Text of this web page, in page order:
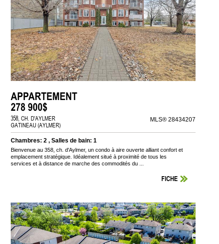
APPARTEMENT
278 900$
358, CH. D'AYLMER
GATINEAU (AYLMER)
MLS® 28434207
Chambres: 2 , Salles de bain: 1
Bienvenue au 358, ch. d'Aylmer, un condo à aire ouverte alliant confort et
emplacement stratégique. Idéalement situé à proximité de tous les
services et à distance de marche des commodités du ...
FICHE